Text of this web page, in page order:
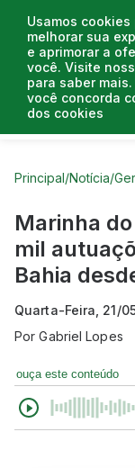
Usamos
melhorar sua
e aprimorar a
você. Visite
para saber
você concorda
dos cookies
Curtas do Poder
Principal/Notícia/
Marinha
mil
Bahia
Quarta-Feira, 21/
PorGabriel Lopes
ouça este conteúdo